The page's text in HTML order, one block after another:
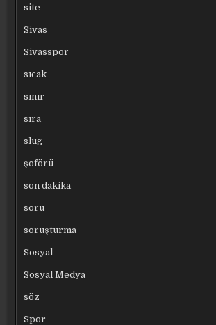
site
Sivas
Sivasspor
sıcak
sınır
sıra
slug
şoförü
son dakika
soru
soruşturma
Sosyal
Sosyal Medya
söz
Spor